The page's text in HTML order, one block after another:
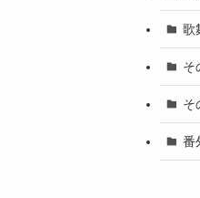
歌
そ
そ
番